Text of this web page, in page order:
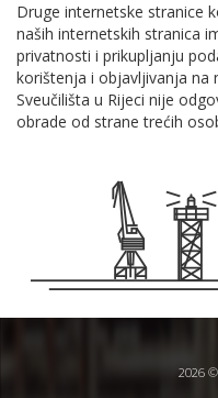
Druge internetske stranice
naših internetskih stranica
privatnosti i prikupljanju
korištenja i objavljivanja na
Sveučilišta u Rijeci nije
obrade od strane trećih
2026